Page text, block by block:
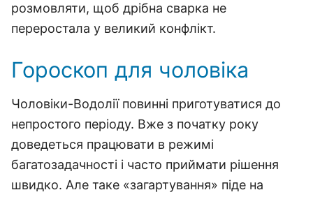
розмовляти, щоб дрібна сварка не
переростала у великий конфлікт.
Гороскоп для чоловіка
Чоловіки-Водолії повинні приготуватися до
непростого періоду. Вже з початку року
доведеться працювати в режимі
багатозадачності і часто приймати рішення
швидко. Але таке «загартування» піде на